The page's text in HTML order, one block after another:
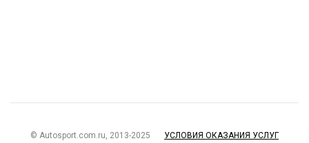
© Autosport.com.ru, 2013-2025 УСЛОВИЯ ОКАЗАНИЯ УСЛУГ